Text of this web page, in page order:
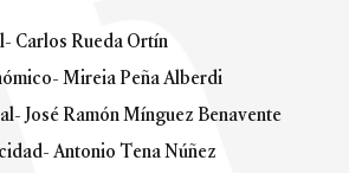
Carlos Rueda Ortín
Mireia Peña Alberdi
José Ramón Mínguez Benavente
Antonio Tena Núñez